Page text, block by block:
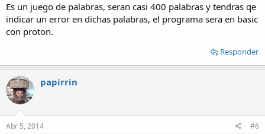
Es un juego de palabras, seran casi 400 palabras y tendras qe
indicar un error en dichas palabras, el programa sera en basic
con proton.
Responder
papirrin
Abr 5, 2014 #6